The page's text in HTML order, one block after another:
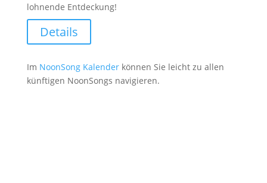
lohnende Entdeckung!
Details
Im NoonSong Kalenderkönnen Sie leicht zu allen
künftigen NoonSongs navigieren.